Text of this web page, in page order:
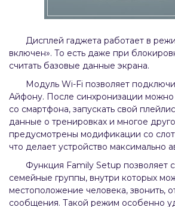
Дисплей гаджета работает в
включен». То есть даже при
считать базовые данные экрана.
Модуль Wi-Fi позволяет
Айфону. После синхронизации можно
со смартфона, запускать свой
данные о тренировках и многое
предусмотрены модификации со
что делает устройство максимально
Функция Family Setup позволяет
семейные группы, внутри которых
местоположение человека, звонить,
сообщения. Такой режим особенно